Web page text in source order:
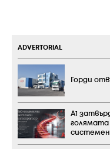
ADVERTORIAL
Горди
А1
голямата